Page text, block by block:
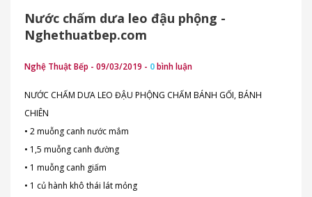
Nước chấm dưa leo đậu phộng -
Nghethuatbep.com
Nghệ Thuật Bếp - 09/03/2019 - 0bình luận
NƯỚC CHẤM DƯA LEO ĐẬU PHỘNG CHẤM BÁNH GỐI, BÁNH
CHIÊN
• 2 muỗng canh nước mắm
• 1,5 muỗng canh đường
• 1 muỗng canh giấm
• 1 củ hành khô thái lát mỏng